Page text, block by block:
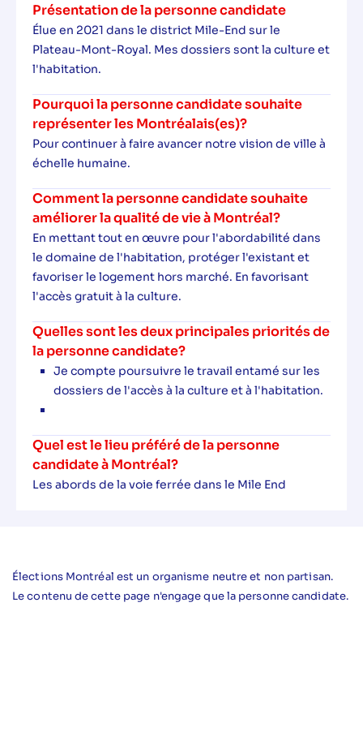
Présentation de la personne candidate
Élue en 2021 dans le district Mile-End sur le
Plateau-Mont-Royal. Mes dossiers sont la culture et
l'habitation.
Pourquoi la personne candidate souhaite
représenter les Montréalais(es)?
Pour continuer à faire avancer notre vision de ville à
échelle humaine.
Comment la personne candidate souhaite
améliorer la qualité de vie à Montréal?
En mettant tout en œuvre pour l'abordabilité dans
le domaine de l'habitation, protéger l'existant et
favoriser le logement hors marché. En favorisant
l'accès gratuit à la culture.
Quelles sont les deux principales priorités de
la personne candidate?
Je compte poursuivre le travail entamé sur les
dossiers de l'accès à la culture et à l'habitation.
Quel est le lieu préféré de la personne
candidate à Montréal?
Les abords de la voie ferrée dans le Mile End
Élections Montréal est un organisme neutre et non partisan.
Le contenu de cette page n'engage que la personne candidate.